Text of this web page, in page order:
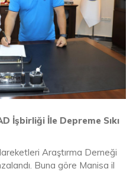
İşbirliği İle Depreme Sıkı
Araştırma Derneği
Buna göre Manisa il